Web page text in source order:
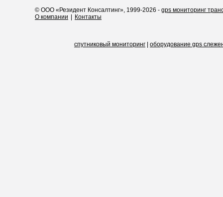
© ООО «Резидент Консалтинг», 1999-2026 - gps мониторинг
О компании
Контакты
спутниковый мониторинг оборудование gps